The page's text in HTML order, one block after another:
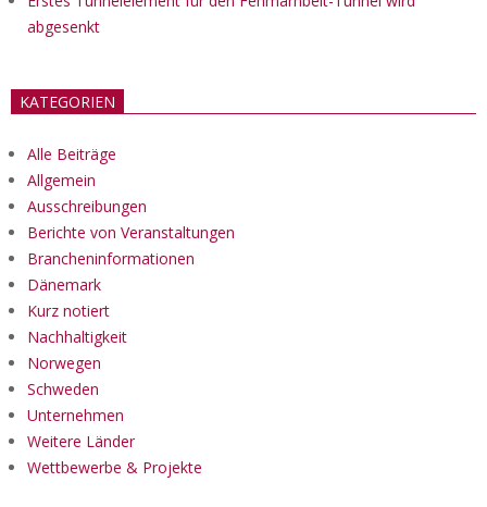
abgesenkt
KATEGORIEN
Alle Beiträge
Allgemein
Ausschreibungen
Berichte von Veranstaltungen
Brancheninformationen
Dänemark
Kurz notiert
Nachhaltigkeit
Norwegen
Schweden
Unternehmen
Weitere Länder
Wettbewerbe & Projekte